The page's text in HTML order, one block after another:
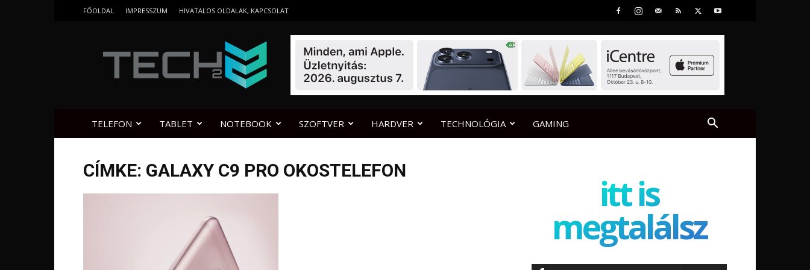
FŐOLDAL IMPRESSZUM HIVATALOS OLDALAK, KAPCSOLAT
TELEFON TABLET NOTEBOOK SZOFTVER HARDVER TECHNOLÓGIA GAMING
CÍMKE: GALAXY C9 PRO OKOSTELEFON
itt is
megtalálsz